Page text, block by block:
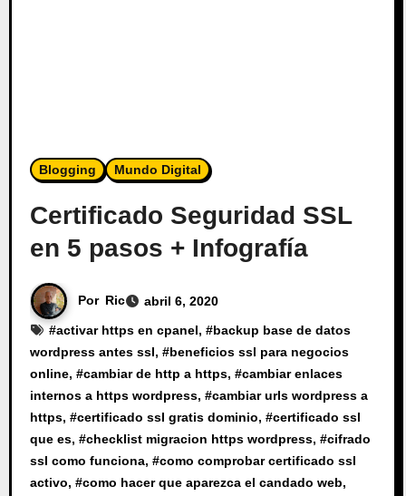
Blogging Mundo Digital
Certificado Seguridad SSL
en 5 pasos + Infografía
Por Ric
abril 6, 2020
#activar https en cpanel, #backup base de datos
wordpress antes ssl, #beneficios ssl para negocios
online, #cambiar de http a https, #cambiar enlaces
internos a https wordpress, #cambiar urls wordpress a
https, #certificado ssl gratis dominio, #certificado ssl
que es, #checklist migracion https wordpress, #cifrado
ssl como funciona, #como comprobar certificado ssl
activo, #como hacer que aparezca el candado web,